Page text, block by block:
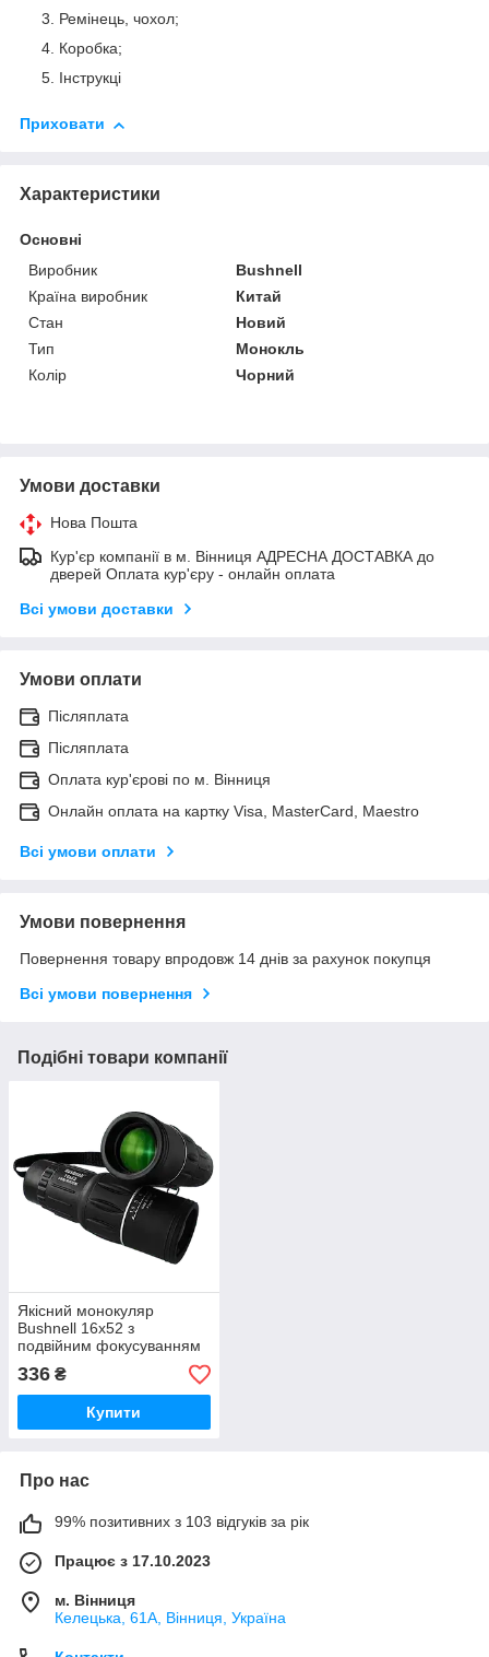
Ремінець, чохол;
Коробка;
Інструкці
Приховати
Характеристики
Основні
Виробник
Bushnell
Країна виробник
Китай
Стан
Новий
Тип
Монокль
Колір
Чорний
Умови доставки
Нова Пошта
Кур'єр компанії в м. Вінниця АДРЕСНА ДОСТАВКА до
дверей Оплата кур'єру - онлайн оплата
Всі умови доставки
Умови оплати
Післяплата
Післяплата
Оплата кур'єрові по м. Вінниця
Онлайн оплата на картку Visa, MasterCard, Maestro
Всі умови оплати
Умови повернення
Повернення товару впродовж 14 днів за рахунок покупця
Всі умови повернення
Подібні товари компанії
Якісний монокуляр
Bushnell 16x52 з
подвійним фокусуванням
оптика Eco-glass і чохлом
336 ₴
Купити
Про нас
99% позитивних з 103 відгуків за рік
Працює з 17.10.2023
м. Вінниця
Келецька, 61А, Вінниця, Україна